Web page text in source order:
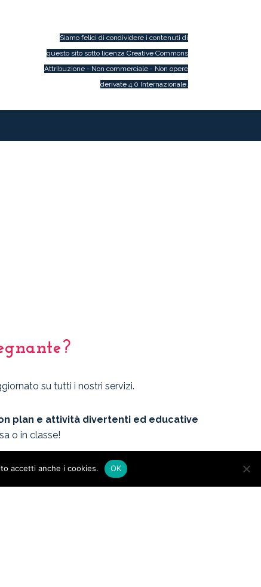
Siamo felici di condividere i contenuti di
questo sito sotto licenza Creative Commons
Attribuzione - Non commerciale - Non opere
derivate 4.0 Internazionale.
su tutti i nostri servizi.
plan e attività divertenti ed educative
o in classe!
accetti anche i cookies. OK